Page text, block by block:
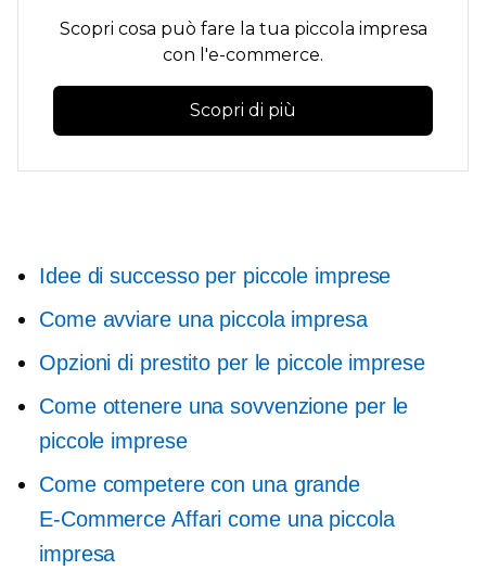
Scopri cosa può fare la tua piccola impresa
con l'e-commerce.
Scopri di più
Idee di successo per piccole imprese
Come avviare una piccola impresa
Opzioni di prestito per le piccole imprese
Come ottenere una sovvenzione per le
piccole imprese
Come competere con una grande
E-Commerce Affari come una piccola
impresa